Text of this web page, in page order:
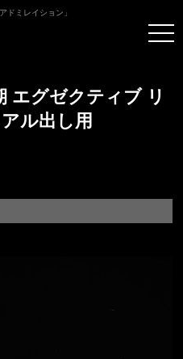
ドミレイション」
エグゼクティブ リ
ル出し用